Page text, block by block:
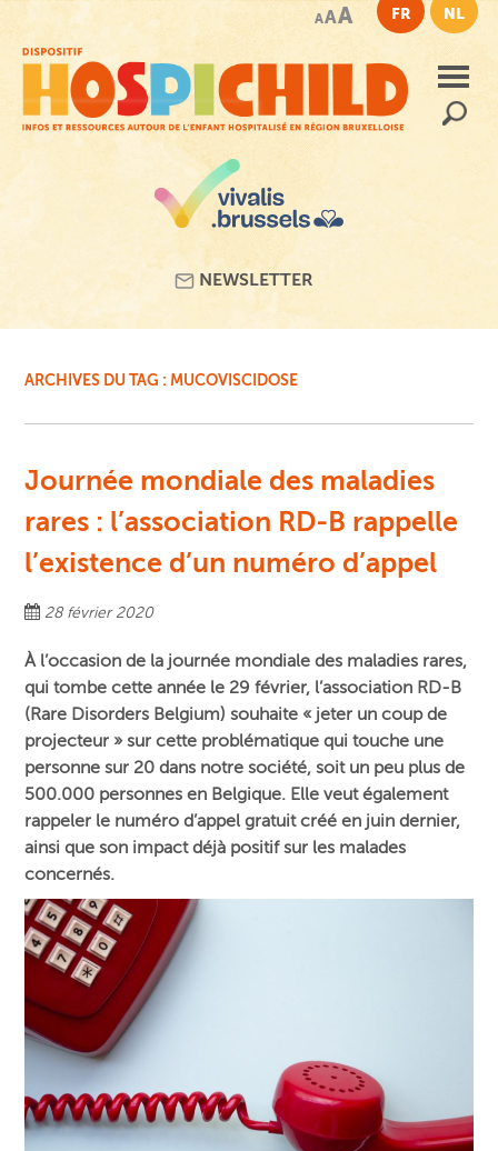
contenu
principal
AAA FR NL
NEWSLETTER
ARCHIVES DU TAG : MUCOVISCIDOSE
Journée mondiale des maladies
rares : l’association RD-B rappelle
l’existence d’un numéro d’appel
28 février 2020
À l’occasion de la journée mondiale des maladies rares,
qui tombe cette année le 29 février, l’association RD-B
(Rare Disorders Belgium) souhaite « jeter un coup de
projecteur » sur cette problématique qui touche une
personne sur 20 dans notre société, soit un peu plus de
500.000 personnes en Belgique. Elle veut également
rappeler le numéro d’appel gratuit créé en juin dernier,
ainsi que son impact déjà positif sur les malades
concernés.